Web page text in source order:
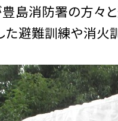
島消防署の方々
避難訓練や消火